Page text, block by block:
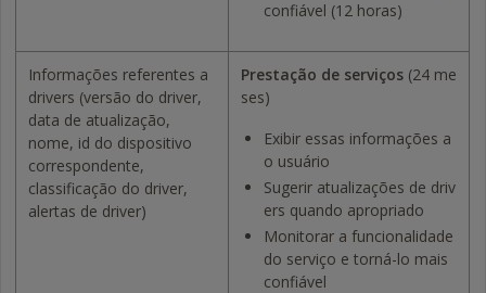
confiável (12 horas)
Informações referentes a
drivers (versão do driver,
data de atualização,
nome, id do dispositivo
correspondente,
classificação do driver,
alertas de driver)
Prestação de serviços (24 me
ses)
Exibir essas informações a
o usuário
Sugerir atualizações de driv
ers quando apropriado
Monitorar a funcionalidade
do serviço e torná-lo mais
confiável